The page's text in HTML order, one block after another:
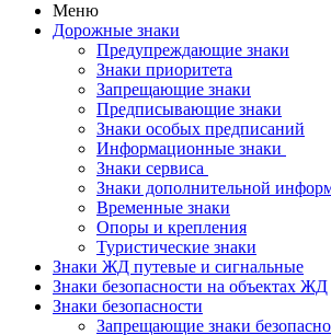
Меню
Дорожные знаки
Предупреждающие знаки
Знаки приоритета
Запрещающие знаки
Предписывающие знаки
Знаки особых предписаний
Информационные знаки
Знаки сервиса
Знаки дополнительной
Временные знаки
Опоры и крепления
Туристические знаки
Знаки ЖД путевые и сигнальные
Знаки безопасности на объектах ЖД
Знаки безопасности
Запрещающие знаки